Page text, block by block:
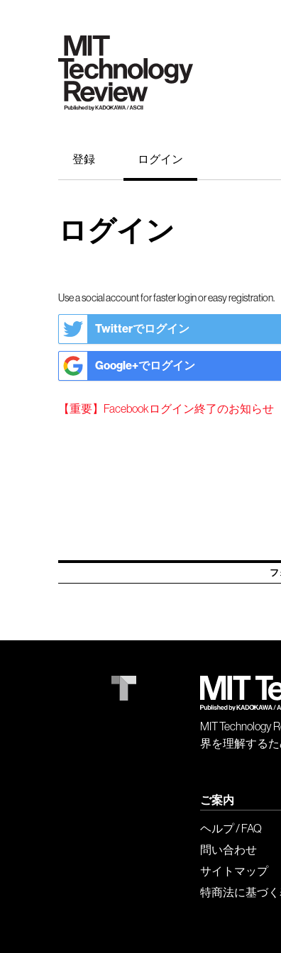
登録 ログイン
ログイン
Use a social account for faster login or easy registration.
Twitterでログイン
Google+でログイン
【重要】Facebookログイン終了のお知らせ
MIT
界を理解する
ご案内
ヘルプ / FAQ
問い合わせ
サイトマップ
特商法に基づ